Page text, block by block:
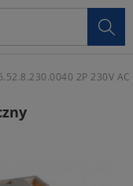

2P 230V AC